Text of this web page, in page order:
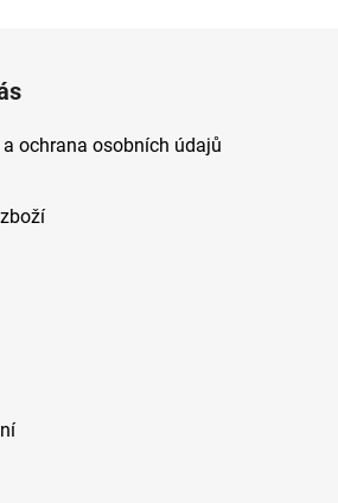
ochrana osobních údajů